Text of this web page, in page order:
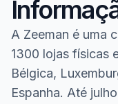
A Zeeman é uma
1300 lojas físicas
Bélgica,
Espanha. Até